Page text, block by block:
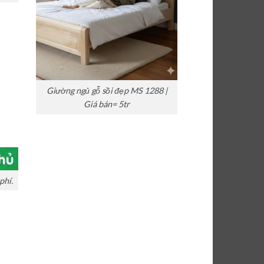
Giường ngủ gỗ sồi đẹp MS 1288 |
Giá bán= 5tr